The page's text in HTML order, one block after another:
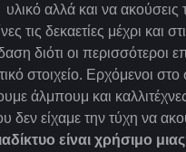
αλλά και να
τις δεκαετίες μέχρι και
διότι οι περισσότεροι
στοιχείο. Ερχόμενοι
άλμπουμ και
δεν είχαμε την τύχη να
είναι χρήσιμο